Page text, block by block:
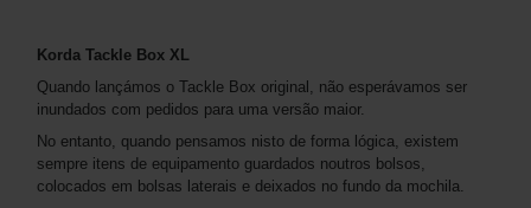
Korda Tackle Box XL
Quando lançámos o Tackle Box original, não esperávamos ser
inundados com pedidos para uma versão maior.
No entanto, quando pensamos nisto de forma lógica, existem
sempre itens de equipamento guardados noutros bolsos,
colocados em bolsas laterais e deixados no fundo da mochila.